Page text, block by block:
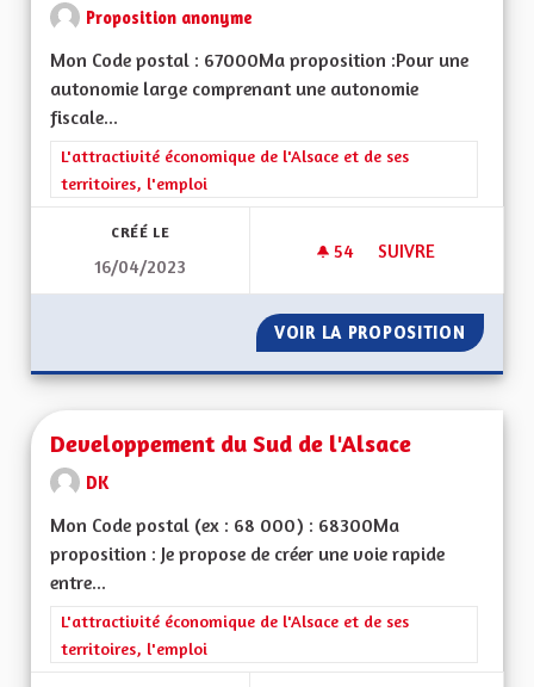
Proposition anonyme
Mon Code postal : 67000Ma proposition :Pour une
autonomie large comprenant une autonomie
fiscale...
Filtrer les résultats de la catégorie : L'attractivité
L'attractivité économique de l'Alsace et de ses
territoires, l'emploi
CRÉÉ LE
16/04/2023
54 54 ABONNÉS
SUIVRE
VOIR LA PROPOSITION POUR
Developpement du Sud de l'Alsace
DK
Mon Code postal (ex : 68 000) : 68300Ma
proposition : Je propose de créer une voie rapide
entre...
Filtrer les résultats de la catégorie : L'attractivité
L'attractivité économique de l'Alsace et de ses
territoires, l'emploi